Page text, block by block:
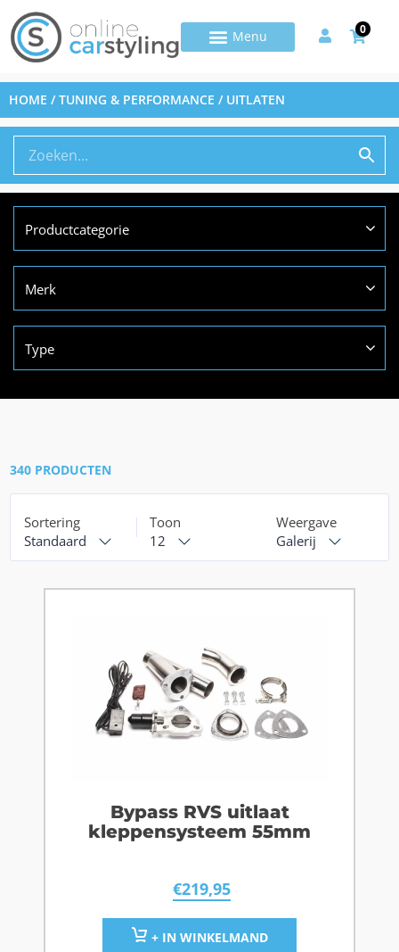
0
HOME /TUNING & PERFORMANCE / UITLATEN
Productcategorie
Merk
Type
340 PRODUCTEN
Sortering
Standaard
Toon
12
Weergave
Galerij
Bypass RVS uitlaat
kleppensysteem 55mm
€219,95
+ IN WINKELMAND